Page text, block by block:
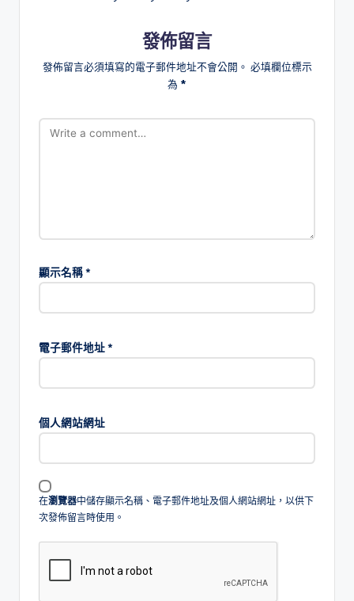
發佈留言
發佈留言必須填寫的電子郵件地址不會公開。 必填欄位標示
為 *
顯示名稱*
電子郵件地址*
個人網站網址
在瀏覽器中儲存顯示名稱、電子郵件地址及個人網站網址，以供下
次發佈留言時使用。